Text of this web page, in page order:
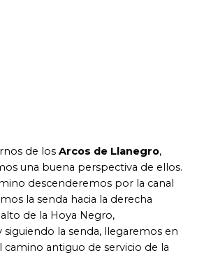
de los Arcos de Llanegro,
una buena perspectiva de ellos.
descenderemos por la canal
la senda hacia la derecha
de la Hoya Negro,
la senda, llegaremos en
camino antiguo de servicio de la